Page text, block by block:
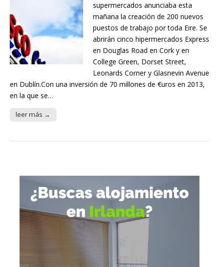
supermercados anunciaba esta
mañana la creación de 200 nuevos
puestos de trabajo por toda Eire. Se
abrirán cinco hipermercados Express
en Douglas Road en Cork y en
College Green, Dorset Street,
Leonards Corner y Glasnevin Avenue
en Dublín.Con una inversión de 70 millones de €uros en 2013,
en la que se…
leer más →